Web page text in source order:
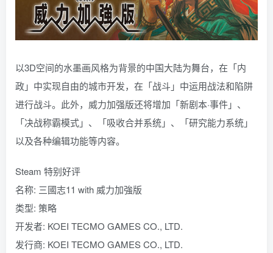
以3D空间的水墨画风格为背景的中国大陆为舞台，在「内
政」中实现自由的城市开发，在「战斗」中运用战法和陷阱
进行战斗。此外，威力加强版还将增加「新剧本·事件」、
「决战称霸模式」、「吸收合并系统」、「研究能力系统」
以及各种编辑功能等内容。
Steam 特别好评
名称: 三國志11 with 威力加強版
类型: 策略
开发者: KOEI TECMO GAMES CO., LTD.
发行商: KOEI TECMO GAMES CO., LTD.